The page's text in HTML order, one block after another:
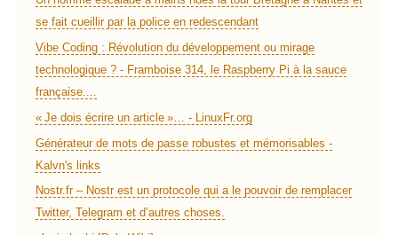
se fait cueillir par la police en redescendant
Vibe Coding : Révolution du développement ou mirage
technologique ? - Framboise 314, le Raspberry Pi à la sauce
française....
« Je dois écrire un article »… - LinuxFr.org
Générateur de mots de passe robustes et mémorisables -
Kalvn's links
Nostr.fr – Nostr est un protocole qui a le pouvoir de remplacer
Twitter, Telegram et d’autres choses.